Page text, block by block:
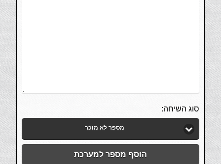
סוג השיחה:
מספר לא מוכר
הוסף מספר למערכת